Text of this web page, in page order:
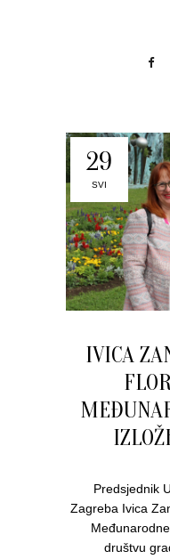
29
SVI
IVICA
Predsjednik
Zagreba Ivica
društvu